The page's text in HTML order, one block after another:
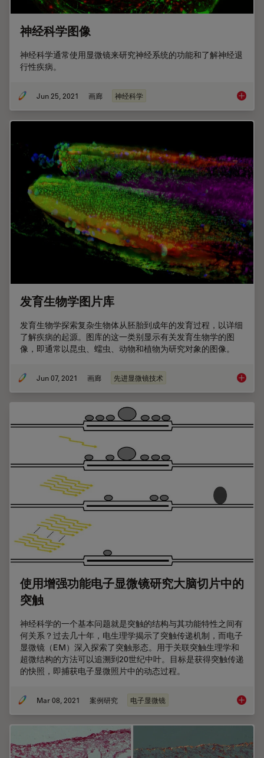
神经科学图像
神经科学通常使用显微镜来研究神经系统的功能和了解神经退
行性疾病。
Jun 25, 2021 画廊 神经科学 神经科
发育生物学图片库
发育生物学探索复杂生物体从胚胎到成年的发育过程，以详细
了解疾病的起源。图库的这一类别显示有关发育生物学的图
像，即通常以昆虫、蠕虫、动物和植物为研究对象的图像。
Jun 07, 2021 画廊 先进显微镜技术 发育生
使用增强功能电子显微镜研究大脑切片中的
突触
神经科学的一个基本问题就是突触的结构与其功能特性之间有
何关系？过去几十年，电生理学揭示了突触传递机制，而电子
显微镜（EM）深入探索了突触形态。用于关联突触生理学和
超微结构的方法可以追溯到20世纪中叶。目标是获得突触传递
的快照，即捕获电子显微照片中的动态过程。
Mar 08, 2021 案例研究 电子显微镜 使用增